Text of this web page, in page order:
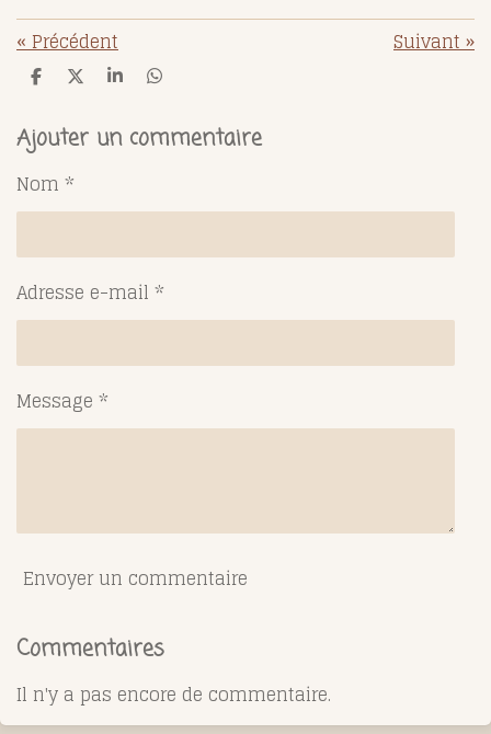
«Précédent Suivant»
P
t
a
e
r
P
t
a
r
P
t
a
r
P
t
a
r
Ajouter un commentaire
Nom *
Adresse e-mail *
Message *
Envoyer un commentaire
Commentaires
Il n'y a pas encore de commentaire.